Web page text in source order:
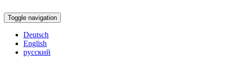
Toggle navigation
Deutsch
English
русский